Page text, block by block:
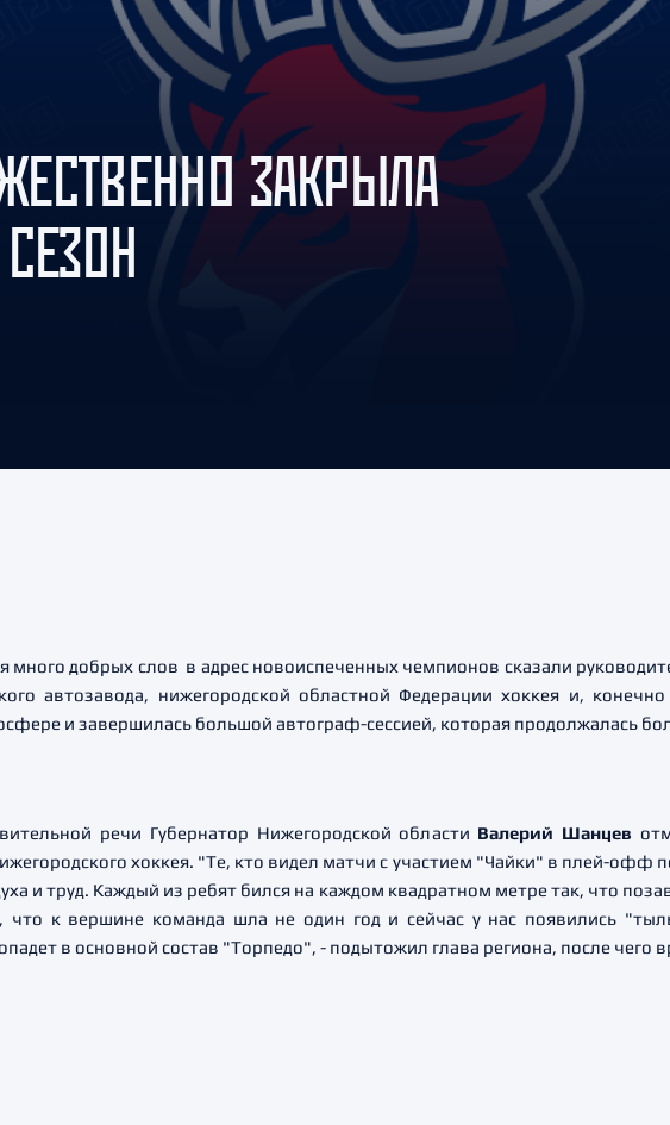
Амур
Барыс
Салават Юлаев
Сибирь
ЗАКРЫЛА
много добрых слов в адрес новоиспеченных чемпионов сказали
автозавода, нижегородской областной Федерации хоккея и,
и завершилась большой автограф-сессией, которая продолжалась
речи Губернатор Нижегородской области Валерий Шанцев
хоккея. "Те, кто видел матчи с участием "Чайки" в плей-офф
и труд. Каждый из ребят бился на каждом квадратном метре так, что
к вершине команда шла не один год и сейчас у нас появились
в основной состав "Торпедо", - подытожил глава региона, после чего